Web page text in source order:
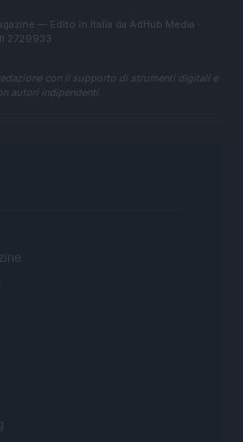
— Edito in Italia da AdHub Media
2729933
con il supporto di strumenti digitali e
autori indipendenti.